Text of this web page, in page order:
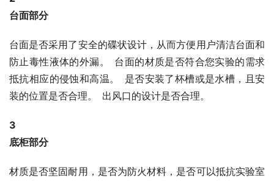
台面部分
台面是否采用了安全的碟状设计，从而方便用户清洁台面和
防止毒性液体的外漏。 台面的材质是否符合您实验的需求
抵抗相应的侵蚀和高温。 是否安装了杯槽或是水槽，且安
装的位置是否合理。 出风口的设计是否合理。
3
底柜部分
材质是否坚固耐用，是否为防火材料，是否可以抵抗实验室